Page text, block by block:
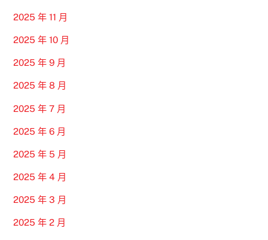
2025 年 11 月
2025 年 10 月
2025 年 9 月
2025 年 8 月
2025 年 7 月
2025 年 6 月
2025 年 5 月
2025 年 4 月
2025 年 3 月
2025 年 2 月